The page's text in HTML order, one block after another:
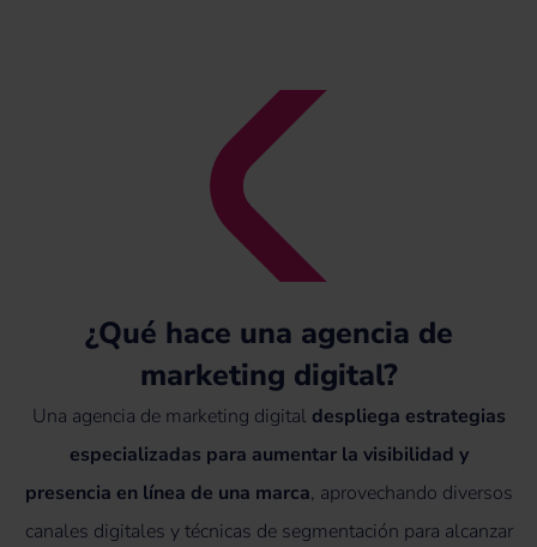
¿Qué hace una agencia de
marketing digital?
Una agencia de marketing digital despliega estrategias
especializadas para aumentar la visibilidad y
presencia en línea de una marca, aprovechando diversos
canales digitales y técnicas de segmentación para alcanzar